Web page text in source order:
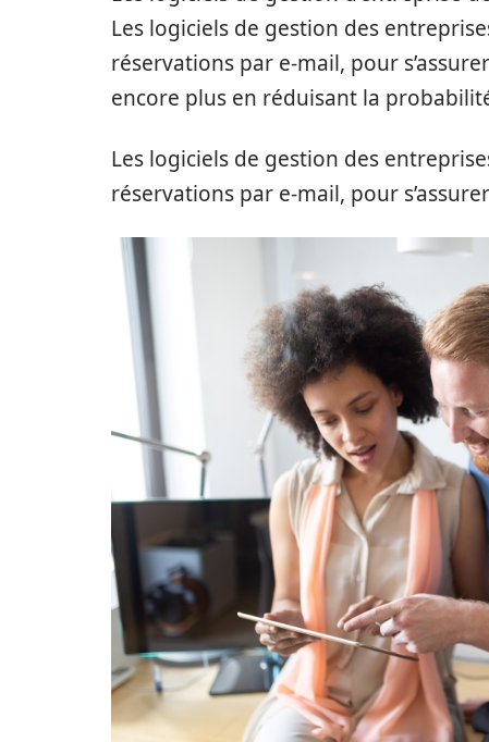
Les logiciels de gestion des
réservations par e-mail, pour
encore plus en réduisant la
Les logiciels de gestion des
réservations par e-mail, pour